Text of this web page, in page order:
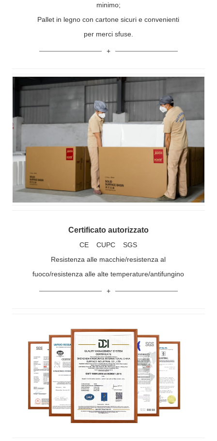
Certificato autorizzato
CE CUPC SGS
Resistenza alle macchie/resistenza al
fuoco/resistenza alle alte temperature/antifungino
minimo;
Pallet in legno con cartone sicuri e convenienti
per merci sfuse.